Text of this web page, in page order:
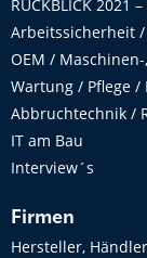
RÜCKBLICK 2021
Arbeitssicherheit
OEM /
Wartung / Pflege
Abbruchtechnik /
IT am Bau
Interview´s
Firmen
Hersteller,